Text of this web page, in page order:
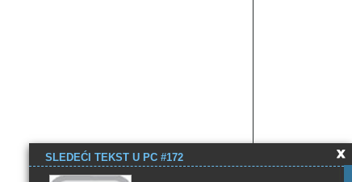
SLEDEĆI TEKST U PC #172